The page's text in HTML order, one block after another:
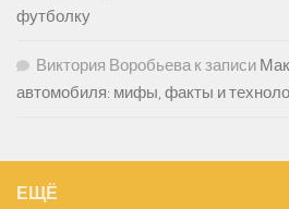
футболку
Виктория Воробьевак записи
автомобиля: мифы, факты и
ЕЩЁ